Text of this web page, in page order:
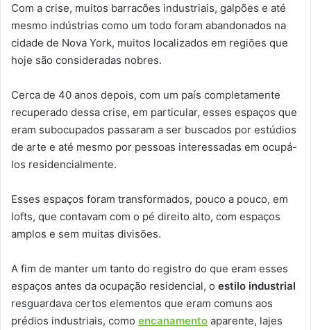
Com a crise, muitos barracões industriais, galpões e até
mesmo indústrias como um todo foram abandonados na
cidade de Nova York, muitos localizados em regiões que
hoje são consideradas nobres.
Cerca de 40 anos depois, com um país completamente
recuperado dessa crise, em particular, esses espaços que
eram subocupados passaram a ser buscados por estúdios
de arte e até mesmo por pessoas interessadas em ocupá-
los residencialmente.
Esses espaços foram transformados, pouco a pouco, em
lofts, que contavam com o pé direito alto, com espaços
amplos e sem muitas divisões.
A fim de manter um tanto do registro do que eram esses
espaços antes da ocupação residencial, o estilo industrial
resguardava certos elementos que eram comuns aos
prédios industriais, como encanamento aparente, lajes